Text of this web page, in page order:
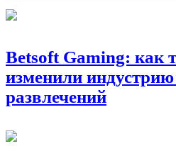
Betsoft Gaming: как
изменили
развлечений